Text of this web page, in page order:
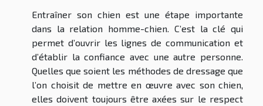
Entraîner son chien est une étape importante
dans la relation homme-chien. C’est la clé qui
permet d’ouvrir les lignes de communication et
d’établir la confiance avec une autre personne.
Quelles que soient les méthodes de dressage que
l’on choisit de mettre en œuvre avec son chien,
elles doivent toujours être axées sur le respect